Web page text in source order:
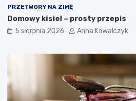
PRZETWORY NA ZIMĘ
Domowy kisiel – prosty przepis
5 sierpnia 2026 Anna Kowalczyk